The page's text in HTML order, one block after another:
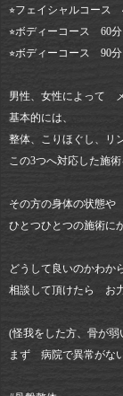
⭐︎フェイシャルコース
⭐︎ボディーコース 60分
⭐︎ボディーコース 90分
男性、女性によって
基本的には、
整体、こりほぐし、リ
この3つへ対応した施
その方の身体の状態
ひとつひとつの施術に
どうして良いのかわか
相談して頂けたら お
(怪我をした方、骨が
まず 病院で異常がな